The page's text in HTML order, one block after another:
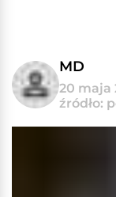
MD
20 maja
źródło: